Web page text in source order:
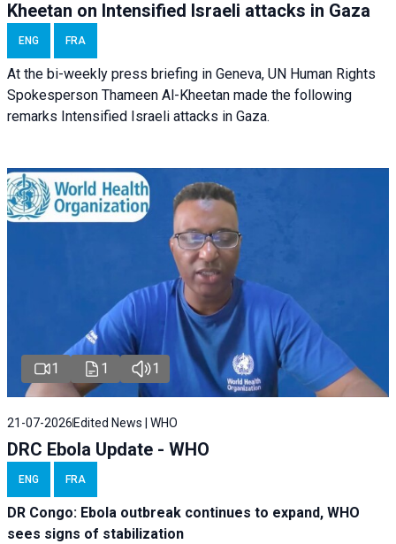
Kheetan on Intensified Israeli attacks in Gaza
ENG FRA
At the bi-weekly press briefing in Geneva, UN Human Rights
Spokesperson Thameen Al-Kheetan made the following
remarks Intensified Israeli attacks in Gaza.
1 1 1
21-07-2026 Edited News | WHO
DRC Ebola Update - WHO
ENG FRA
DR Congo: Ebola outbreak continues to expand, WHO
sees signs of stabilization